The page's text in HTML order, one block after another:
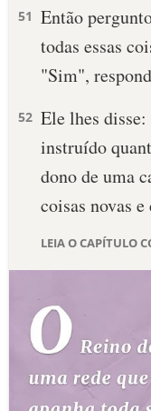
PERGUNTE À BÍBLIA
TERMO BÍBLICO
QUEM SOMOS
LOJA BÍBLIAON
51 Então
todas essas
"Sim",
52 Ele lhes
instruído
dono de uma
coisas novas
LEIA O CAPÍTULO